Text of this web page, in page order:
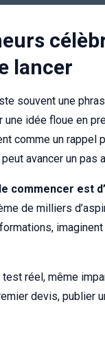
lancer
souvent une
idée floue en
comme un rappel
avancer un pas
commencer est
de milliers
réel, même
devis, publier